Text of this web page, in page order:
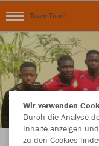
Team Touré
Wir verwenden
Durch die Analyse
Inhalte anzeigen
zu den Cookies